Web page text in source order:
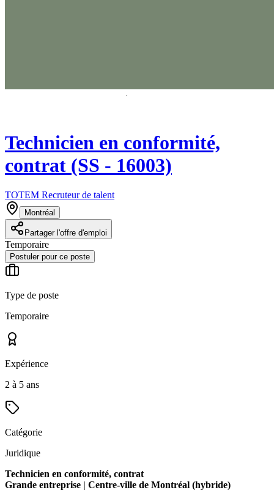
Technicien en conformité,
contrat (SS - 16003)
TOTEM Recruteur de talent
Montréal
Partager l'offre d'emploi
Temporaire
Postuler pour ce poste
Type de poste
Temporaire
Expérience
2 à 5 ans
Catégorie
Juridique
Technicien en conformité, contrat
Grande entreprise | Centre-ville de Montréal (hybride)